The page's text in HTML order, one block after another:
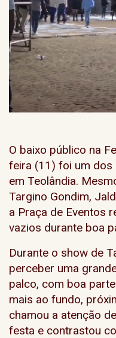
O baixo público na
feira (11) foi um dos
em Teolândia.
Targino Gondim,
a Praça de Eventos
vazios durante boa
Durante o show de
perceber uma
palco, com boa
mais ao fundo,
chamou a atenção
festa e contrastou